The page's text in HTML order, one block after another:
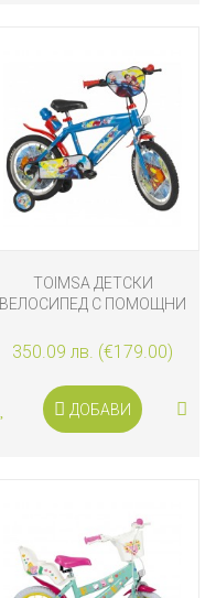
TOIMSA ДЕТСКИ
ВЕЛОСИПЕД С ПОМОЩНИ
ИНЧА
350.09 лв. (€179.00)
ДОБАВИ